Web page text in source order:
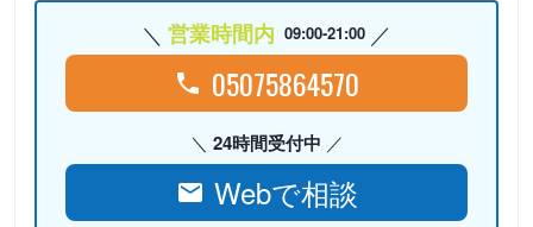
営業時間内 09:00-21:00
05075864570
24時間受付中
Webで相談